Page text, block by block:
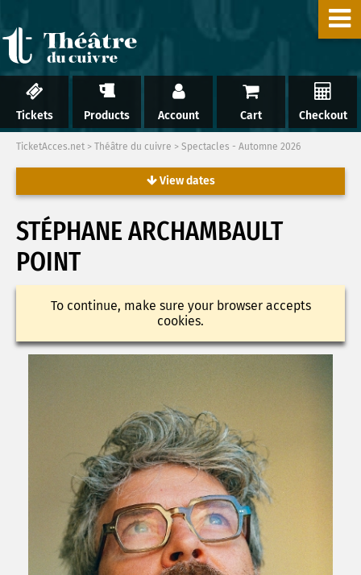
Tickets Products Account Cart Checkout
TicketAcces.net > Théâtre du cuivre > Spectacles - Automne 2026
View dates
STÉPHANE ARCHAMBAULT
POINT
To continue, make sure your browser accepts
cookies.